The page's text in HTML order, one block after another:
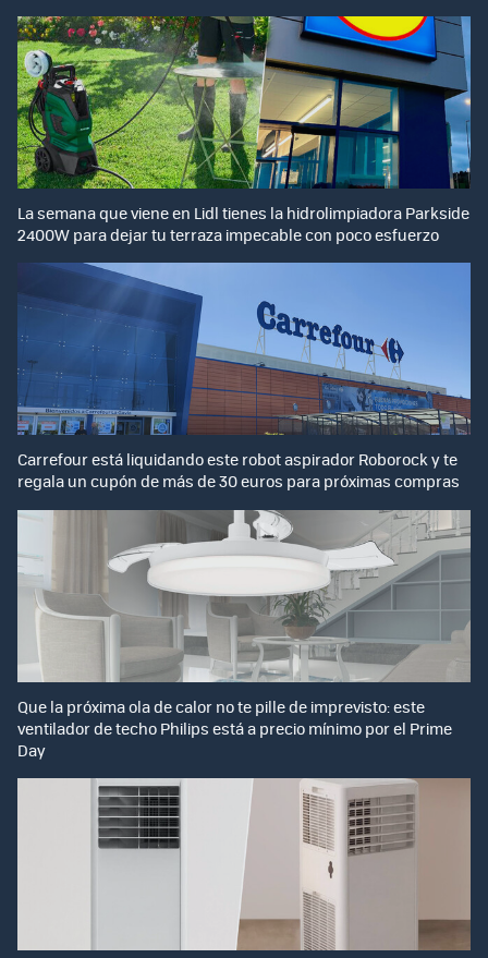
La semana que viene en Lidl tienes la hidrolimpiadora Parkside
2400W para dejar tu terraza impecable con poco esfuerzo
Carrefour está liquidando este robot aspirador Roborock y te
regala un cupón de más de 30 euros para próximas compras
Que la próxima ola de calor no te pille de imprevisto: este
ventilador de techo Philips está a precio mínimo por el Prime
Day